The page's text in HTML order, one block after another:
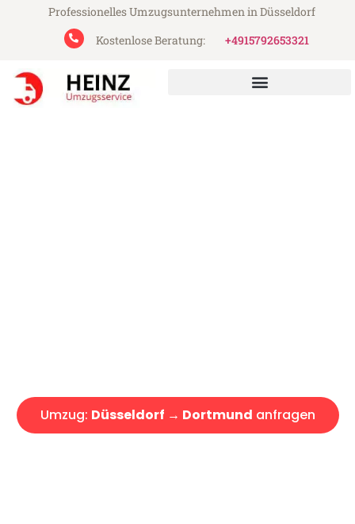
Professionelles Umzugsunternehmen in Düsseldorf
Kostenlose Beratung:
+4915792653321
Umzug: Düsseldorf → Dortmund anfragen